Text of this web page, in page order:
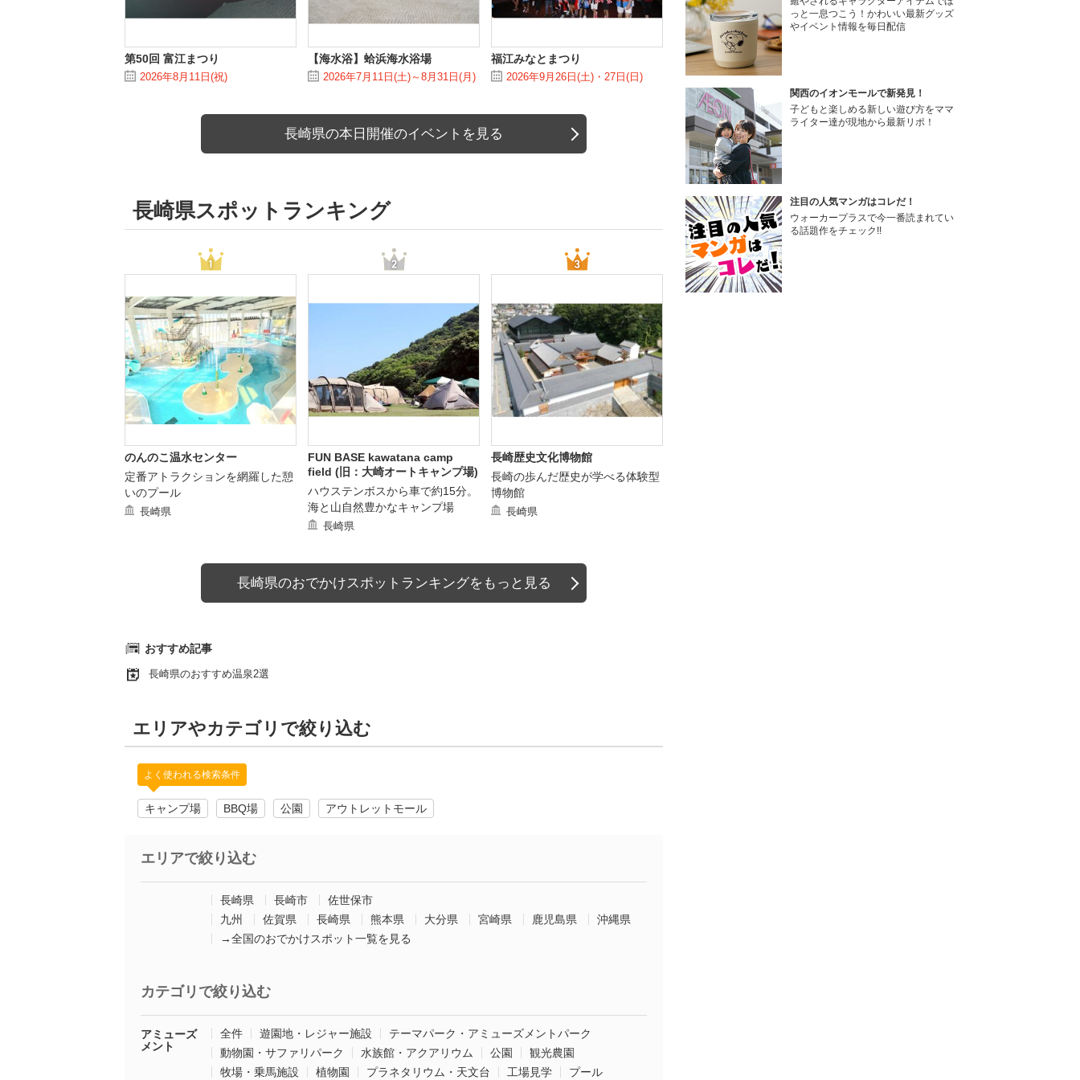
第50回 富江まつり
2026年8月11日(祝)
【海水浴】蛤浜海水浴場
2026年7月11日(土)～8月31日(月)
福江みなとまつり
2026年9月26日(土)・27日(日)
長崎県の本日開催のイベントを見る
長崎県スポットランキング
のんのこ温水センター
定番アトラクションを網羅した憩
いのプール
長崎県
FUN BASE kawatana camp
field (旧：大崎オートキャンプ場)
ハウステンボスから車で約15分。
海と山自然豊かなキャンプ場
長崎県
長崎歴史文化博物館
長崎の歩んだ歴史が学べる体験型
博物館
長崎県
長崎県のおでかけスポットランキングをもっと見る
おすすめ記事
長崎県のおすすめ温泉2選
エリアやカテゴリで絞り込む
よく使われる検索条件
キャンプ場 BBQ場 公園 アウトレットモール
エリアで絞り込む
長崎県 長崎市
佐世保市
九州
佐賀県 長崎県 熊本県 大分県 宮崎県 鹿児島県
沖縄県
→全国のおでかけスポット一覧を見る
カテゴリで絞り込む
アミューズ
メント
全件 遊園地・レジャー施設
テーマパーク・アミューズメントパーク
動物園・サファリパーク
水族館・アクアリウム 公園
観光農園
牧場・乗馬施設
植物園 プラネタリウム・天文台 工場見学 プール
っと一息つこう！かわいい最新グッズ
やイベント情報を毎日配信
関西のイオンモールで新発見！
子どもと楽しめる新しい遊び方をママ
ライター達が現地から最新リポ！
注目の人気マンガはコレだ！
ウォーカープラスで今一番読まれてい
る話題作をチェック!!